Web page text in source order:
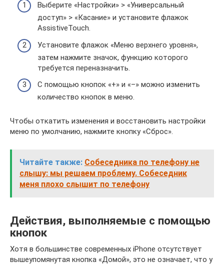
Выберите «Настройки» > «Универсальный
доступ» > «Касание» и установите флажок
AssistiveTouch.
Установите флажок «Меню верхнего уровня»,
затем нажмите значок, функцию которого
требуется переназначить.
С помощью кнопок «+» и «–» можно изменить
количество кнопок в меню.
Чтобы откатить изменения и восстановить настройки
меню по умолчанию, нажмите кнопку «Сброс».
Читайте также: Собеседника по телефону не
слышу: мы решаем проблему. Собеседник
меня плохо слышит по телефону
Действия, выполняемые с помощью
кнопок
Хотя в большинстве современных iPhone отсутствует
вышеупомянутая кнопка «Домой», это не означает, что у